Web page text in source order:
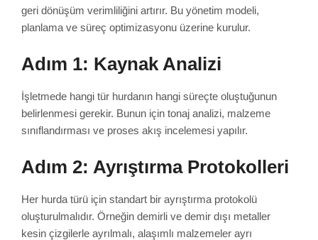
geri dönüşüm verimliliğini artırır. Bu yönetim modeli,
planlama ve süreç optimizasyonu üzerine kurulur.
Adım 1: Kaynak Analizi
İşletmede hangi tür hurdanın hangi süreçte oluştuğunun
belirlenmesi gerekir. Bunun için tonaj analizi, malzeme
sınıflandırması ve proses akış incelemesi yapılır.
Adım 2: Ayrıştırma Protokolleri
Her hurda türü için standart bir ayrıştırma protokolü
oluşturulmalıdır. Örneğin demirli ve demir dışı metaller
kesin çizgilerle ayrılmalı, alaşımlı malzemeler ayrı